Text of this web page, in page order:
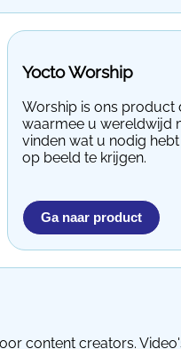
Yocto Worship
Worship is ons product
waarmee u wereldwijd
vinden wat u nodig
op beeld te krijgen.
Ga naar product
content creators.